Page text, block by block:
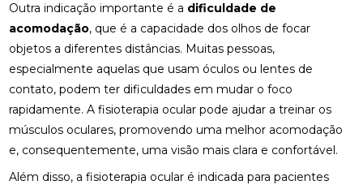
Outra indicação importante é a dificuldade de
acomodação, que é a capacidade dos olhos de focar
objetos a diferentes distâncias. Muitas pessoas,
especialmente aquelas que usam óculos ou lentes de
contato, podem ter dificuldades em mudar o foco
rapidamente. A fisioterapia ocular pode ajudar a treinar os
músculos oculares, promovendo uma melhor acomodação
e, consequentemente, uma visão mais clara e confortável.
Além disso, a fisioterapia ocular é indicada para pacientes
ENCONTRE QUIROPRAXIA PERTO DE VOCÊ E
MELHORE A SAÚDE
ENCONTRE QUIROPRAXIA PERTO DE VOCÊ E
MELHORE SUA SAÚDE
ENCONTRE QUIROPRAXIA PERTO DE VOCÊ PARA
ENCONTRE QUIROPRAXIA PERTO DE VOCÊ: TUDO